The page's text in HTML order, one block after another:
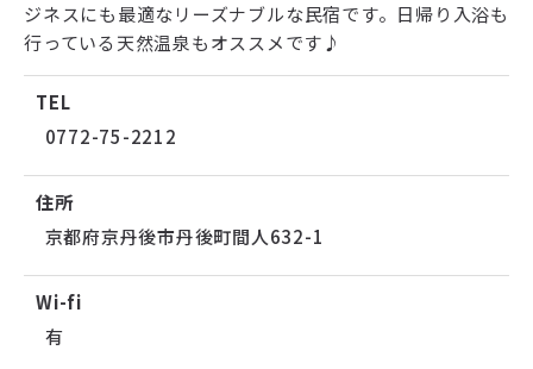
ジネスにも最適なリーズナブルな民宿です。日帰り入浴も
行っている天然温泉もオススメです♪
TEL
0772-75-2212
住所
京都府京丹後市丹後町間人632-1
Wi-fi
有